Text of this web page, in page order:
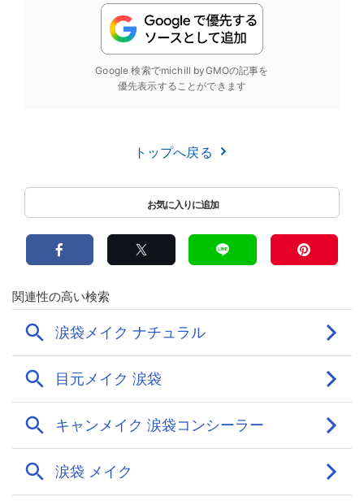
Google 検索でmichill byGMOの記事を
優先表示することができます
トップへ戻る